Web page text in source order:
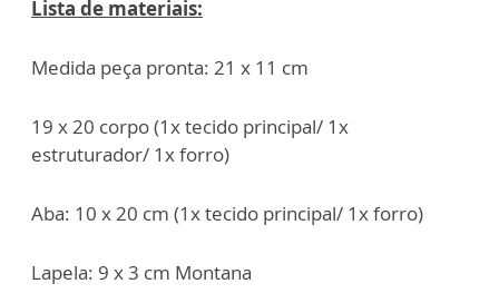
Lista de materiais:
Medida peça pronta: 21 x 11 cm
19 x 20 corpo (1x tecido principal/ 1x
estruturador/ 1x forro)
Aba: 10 x 20 cm (1x tecido principal/ 1x forro)
Lapela: 9 x 3 cm Montana